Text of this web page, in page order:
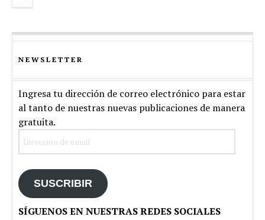
NEWSLETTER
Ingresa tu dirección de correo electrónico para estar
al tanto de nuestras nuevas publicaciones de manera
gratuita.
SUSCRIBIR
SÍGUENOS EN NUESTRAS REDES SOCIALES